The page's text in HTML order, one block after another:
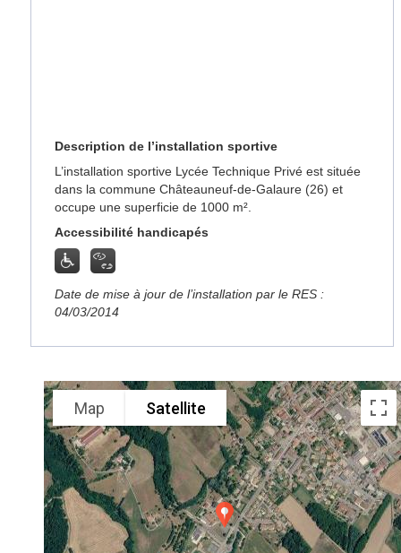
Description de l’installation sportive
L’installation sportive Lycée Technique Privé est située
dans la commune Châteauneuf-de-Galaure (26) et
occupe une superficie de 1000 m².
Accessibilité handicapés
Date de mise à jour de l’installation par le RES :
04/03/2014
Map Satellite